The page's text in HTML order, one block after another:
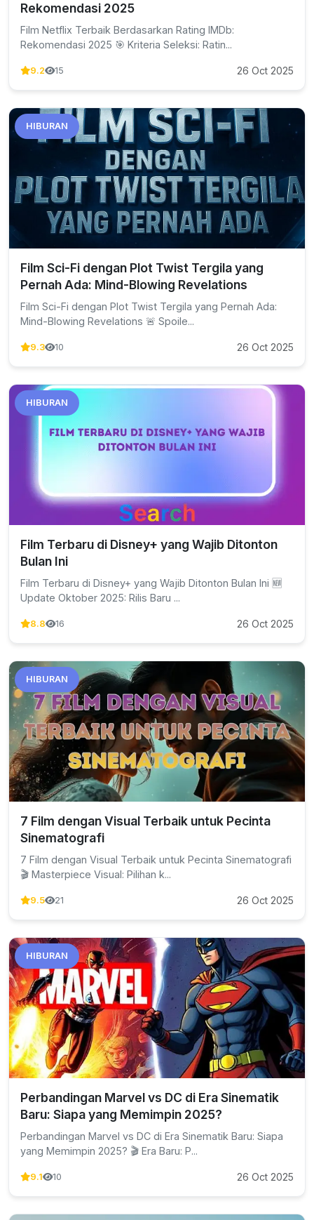
Rekomendasi 2025
Film Netflix Terbaik Berdasarkan Rating IMDb:
Rekomendasi 2025 🎯 Kriteria Seleksi: Ratin...
9.2 15 26 Oct 2025
HIBURAN
Film Sci-Fi dengan Plot Twist Tergila yang
Pernah Ada: Mind-Blowing Revelations
Film Sci-Fi dengan Plot Twist Tergila yang Pernah Ada:
Mind-Blowing Revelations 🚨 Spoile...
9.3 10 26 Oct 2025
HIBURAN
Film Terbaru di Disney+ yang Wajib Ditonton
Bulan Ini
Film Terbaru di Disney+ yang Wajib Ditonton Bulan Ini 🆕
Update Oktober 2025: Rilis Baru ...
8.8 16 26 Oct 2025
HIBURAN
7 Film dengan Visual Terbaik untuk Pecinta
Sinematografi
7 Film dengan Visual Terbaik untuk Pecinta Sinematografi
🎬 Masterpiece Visual: Pilihan k...
9.5 21 26 Oct 2025
HIBURAN
Perbandingan Marvel vs DC di Era Sinematik
Baru: Siapa yang Memimpin 2025?
Perbandingan Marvel vs DC di Era Sinematik Baru: Siapa
yang Memimpin 2025? 🎬 Era Baru: P...
9.1 10 26 Oct 2025